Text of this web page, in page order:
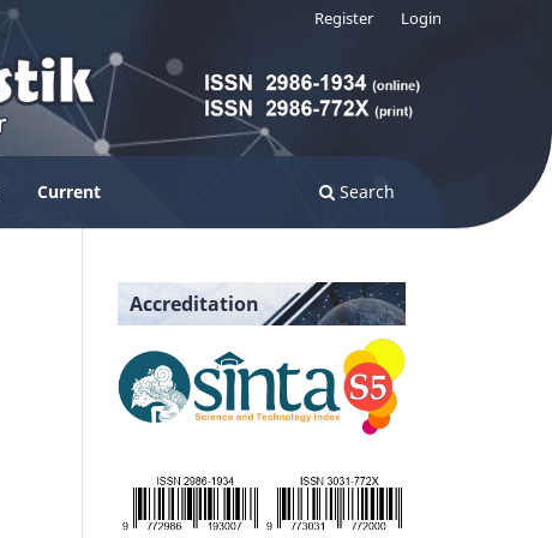
Current Search
Register Login
Accreditation